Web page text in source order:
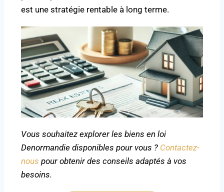
est une stratégie rentable à long terme.
Vous souhaitez explorer les biens en loi
Denormandie disponibles pour vous ? Contactez-
nous pour obtenir des conseils adaptés à vos
besoins.